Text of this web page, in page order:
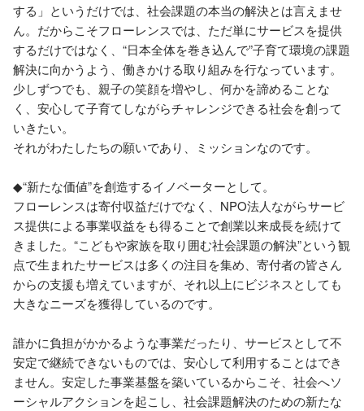
する」というだけでは、社会課題の本当の解決とは言えませ
ん。だからこそフローレンスでは、ただ単にサービスを提供
するだけではなく、“日本全体を巻き込んで”子育て環境の課題
解決に向かうよう、働きかける取り組みを行なっています。
少しずつでも、親子の笑顔を増やし、何かを諦めることな
く、安心して子育てしながらチャレンジできる社会を創って
いきたい。
それがわたしたちの願いであり、ミッションなのです。
◆“新たな価値”を創造するイノベーターとして。
フローレンスは寄付収益だけでなく、NPO法人ながらサービ
ス提供による事業収益をも得ることで創業以来成長を続けて
きました。“こどもや家族を取り囲む社会課題の解決”という観
点で生まれたサービスは多くの注目を集め、寄付者の皆さん
からの支援も増えていますが、それ以上にビジネスとしても
大きなニーズを獲得しているのです。
誰かに負担がかかるような事業だったり、サービスとして不
安定で継続できないものでは、安心して利用することはでき
ません。安定した事業基盤を築いているからこそ、社会へソ
ーシャルアクションを起こし、社会課題解決のための新たな